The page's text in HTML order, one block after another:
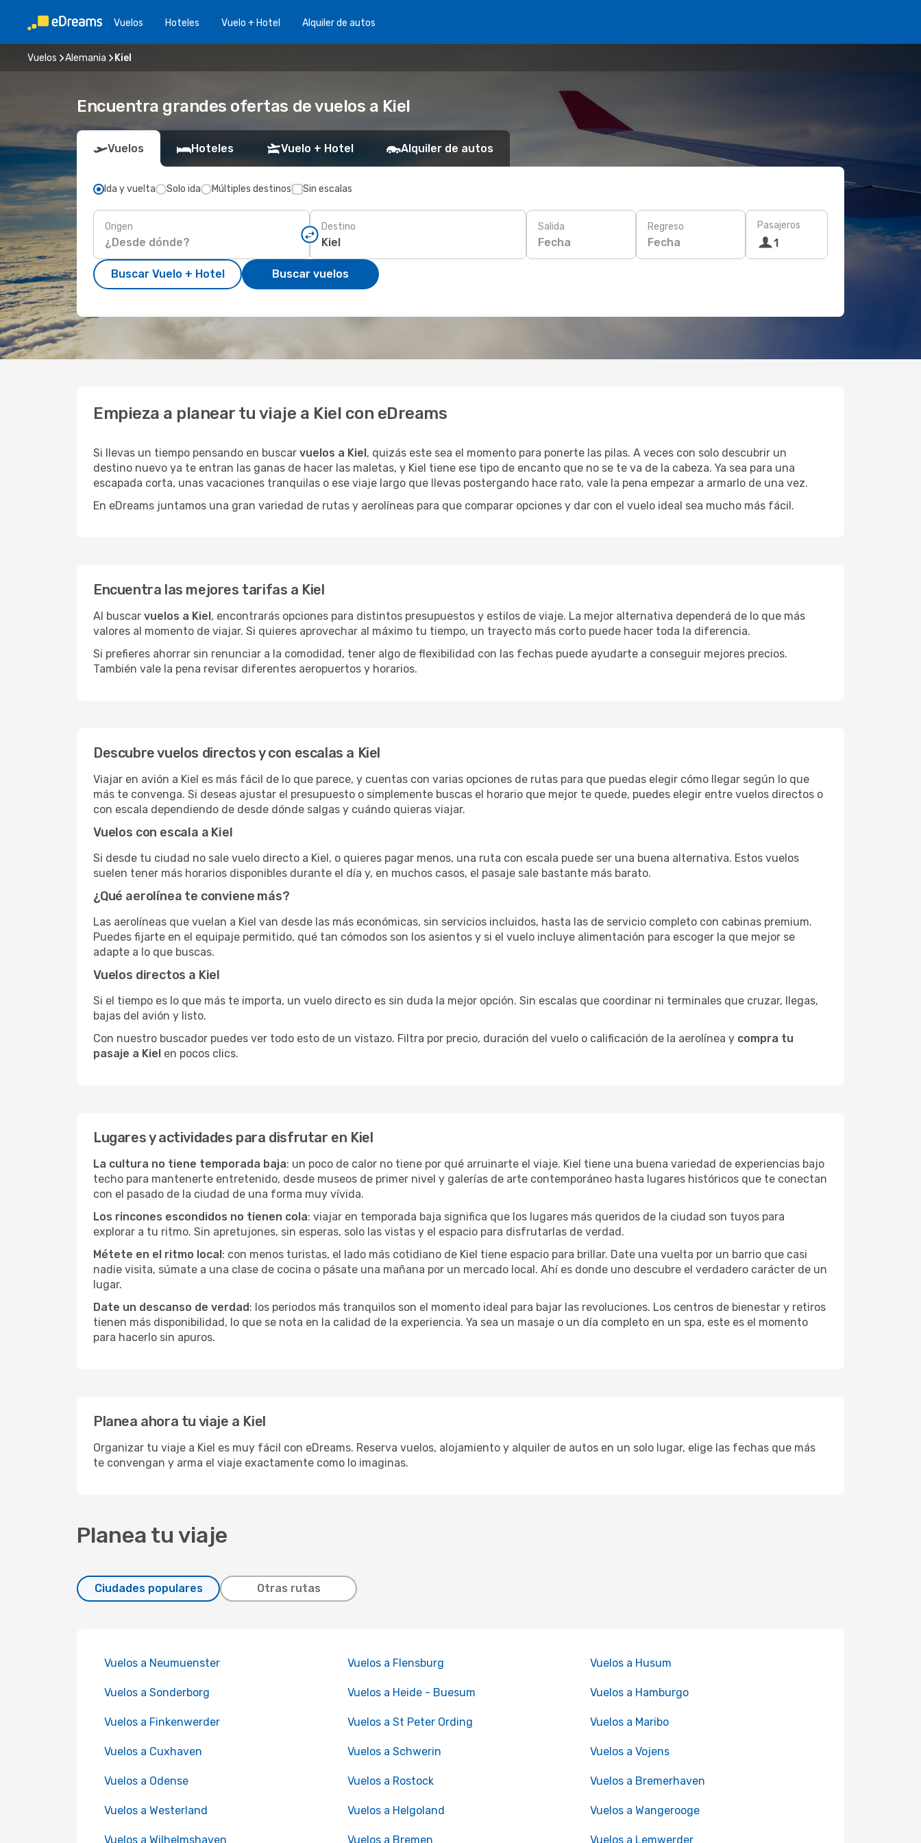
Vuelos Hoteles Vuelo + Hotel Alquiler de autos
Vuelos Alemania Kiel
Encuentra grandes ofertas de vuelos a Kiel
Vuelos Hoteles Vuelo + Hotel Alquiler de autos
Ida y vuelta Solo ida Múltiples destinos Sin escalas
Origen Destino Salida
Fecha
Regreso
Fecha
Pasajeros
1
Buscar Vuelo + Hotel Buscar vuelos
Empieza a planear tu viaje a Kiel con eDreams
Si llevas un tiempo pensando en buscar vuelos a Kiel, quizás este sea el momento para ponerte las pilas. A veces con solo descubrir un
destino nuevo ya te entran las ganas de hacer las maletas, y Kiel tiene ese tipo de encanto que no se te va de la cabeza. Ya sea para una
escapada corta, unas vacaciones tranquilas o ese viaje largo que llevas postergando hace rato, vale la pena empezar a armarlo de una vez.
En eDreams juntamos una gran variedad de rutas y aerolíneas para que comparar opciones y dar con el vuelo ideal sea mucho más fácil.
Encuentra las mejores tarifas a Kiel
Al buscar vuelos a Kiel, encontrarás opciones para distintos presupuestos y estilos de viaje. La mejor alternativa dependerá de lo que más
valores al momento de viajar. Si quieres aprovechar al máximo tu tiempo, un trayecto más corto puede hacer toda la diferencia.
Si prefieres ahorrar sin renunciar a la comodidad, tener algo de flexibilidad con las fechas puede ayudarte a conseguir mejores precios.
También vale la pena revisar diferentes aeropuertos y horarios.
Descubre vuelos directos y con escalas a Kiel
Viajar en avión a Kiel es más fácil de lo que parece, y cuentas con varias opciones de rutas para que puedas elegir cómo llegar según lo que
más te convenga. Si deseas ajustar el presupuesto o simplemente buscas el horario que mejor te quede, puedes elegir entre vuelos directos o
con escala dependiendo de desde dónde salgas y cuándo quieras viajar.
Vuelos con escala a Kiel
Si desde tu ciudad no sale vuelo directo a Kiel, o quieres pagar menos, una ruta con escala puede ser una buena alternativa. Estos vuelos
suelen tener más horarios disponibles durante el día y, en muchos casos, el pasaje sale bastante más barato.
¿Qué aerolínea te conviene más?
Las aerolíneas que vuelan a Kiel van desde las más económicas, sin servicios incluidos, hasta las de servicio completo con cabinas premium.
Puedes fijarte en el equipaje permitido, qué tan cómodos son los asientos y si el vuelo incluye alimentación para escoger la que mejor se
adapte a lo que buscas.
Vuelos directos a Kiel
Si el tiempo es lo que más te importa, un vuelo directo es sin duda la mejor opción. Sin escalas que coordinar ni terminales que cruzar, llegas,
bajas del avión y listo.
Con nuestro buscador puedes ver todo esto de un vistazo. Filtra por precio, duración del vuelo o calificación de la aerolínea y compra tu
pasaje a Kiel en pocos clics.
Lugares y actividades para disfrutar en Kiel
La cultura no tiene temporada baja: un poco de calor no tiene por qué arruinarte el viaje. Kiel tiene una buena variedad de experiencias bajo
techo para mantenerte entretenido, desde museos de primer nivel y galerías de arte contemporáneo hasta lugares históricos que te conectan
con el pasado de la ciudad de una forma muy vívida.
Los rincones escondidos no tienen cola: viajar en temporada baja significa que los lugares más queridos de la ciudad son tuyos para
explorar a tu ritmo. Sin apretujones, sin esperas, solo las vistas y el espacio para disfrutarlas de verdad.
Métete en el ritmo local: con menos turistas, el lado más cotidiano de Kiel tiene espacio para brillar. Date una vuelta por un barrio que casi
nadie visita, súmate a una clase de cocina o pásate una mañana por un mercado local. Ahí es donde uno descubre el verdadero carácter de un
lugar.
Date un descanso de verdad: los periodos más tranquilos son el momento ideal para bajar las revoluciones. Los centros de bienestar y retiros
tienen más disponibilidad, lo que se nota en la calidad de la experiencia. Ya sea un masaje o un día completo en un spa, este es el momento
para hacerlo sin apuros.
Planea ahora tu viaje a Kiel
Organizar tu viaje a Kiel es muy fácil con eDreams. Reserva vuelos, alojamiento y alquiler de autos en un solo lugar, elige las fechas que más
te convengan y arma el viaje exactamente como lo imaginas.
Planea tu viaje
Ciudades populares Otras rutas
Vuelos a Neumuenster Vuelos a Flensburg Vuelos a Husum
Vuelos a Sonderborg Vuelos a Heide - Buesum Vuelos a Hamburgo
Vuelos a Finkenwerder Vuelos a St Peter Ording Vuelos a Maribo
Vuelos a Cuxhaven Vuelos a Schwerin Vuelos a Vojens
Vuelos a Odense Vuelos a Rostock Vuelos a Bremerhaven
Vuelos a Westerland Vuelos a Helgoland Vuelos a Wangerooge
Vuelos a Wilhelmshaven Vuelos a Bremen Vuelos a Lemwerder